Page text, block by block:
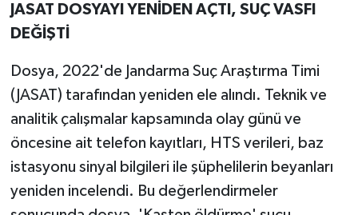
JASAT DOSYAYI YENİDEN AÇTI, SUÇ VASFI
DEĞİŞTİ
Dosya, 2022'de Jandarma Suç Araştırma Timi
(JASAT) tarafından yeniden ele alındı. Teknik ve
analitik çalışmalar kapsamında olay günü ve
öncesine ait telefon kayıtları, HTS verileri, baz
istasyonu sinyal bilgileri ile şüphelilerin beyanları
yeniden incelendi. Bu değerlendirmeler